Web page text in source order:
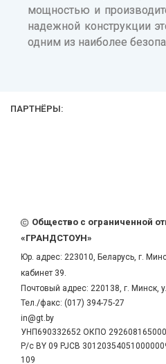
мощностью и
надежной конструкции
одним из наиболее
ПАРТНЁРЫ:
Общество с ограниченной
«ГРАНДСТОУН»
Юр. адрес: 223010, Беларусь, г.
кабинет 39.
Почтовый адрес: 220138, г. Минск,
Тел./факс: (017) 394-75-27
in@gt.by
УНП690332652 ОКПО 292608165000
Р/с BY 09 PJCB
109